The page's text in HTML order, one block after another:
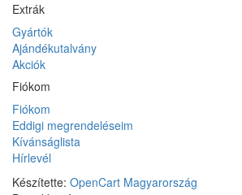
Extrák
Gyártók
Ajándékutalvány
Akciók
Fiókom
Fiókom
Eddigi megrendeléseim
Kívánságlista
Hírlevél
Készítette: OpenCart Magyarország